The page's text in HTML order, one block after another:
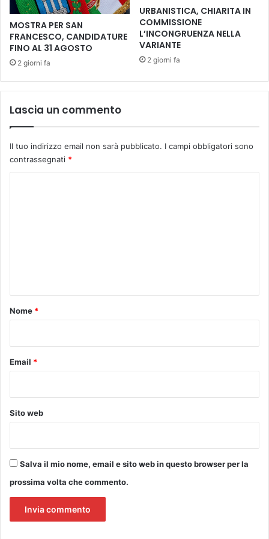
’
U
r
g
e
z
d
e
l
D
t
e
l
l
a
s
s
i
:
«
I
p
o
l
a
c
h
l
t
a
t
o
e
MOSTRA PER SAN
FRANCESCO, CANDIDATURE
FINO AL 31 AGOSTO
2 giorni fa
URBANISTICA, CHIARITA IN
COMMISSIONE
L’INCONGRUENZA NELLA
VARIANTE
2 giorni fa
Lascia un commento
Il tuo indirizzo email non sarà pubblicato. I campi obbligatori sono
contrassegnati *
o
Nome *
Email *
Sito web
Salva il mio nome, email e sito web in questo browser per la
prossima volta che commento.